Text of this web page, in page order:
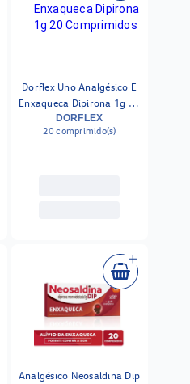
Dorflex Uno Analgésico E
Enxaqueca Dipirona 1g 20
Comprimidos
DORFLEX
20 comprimido(s)
Analgésico Neosaldina Dip